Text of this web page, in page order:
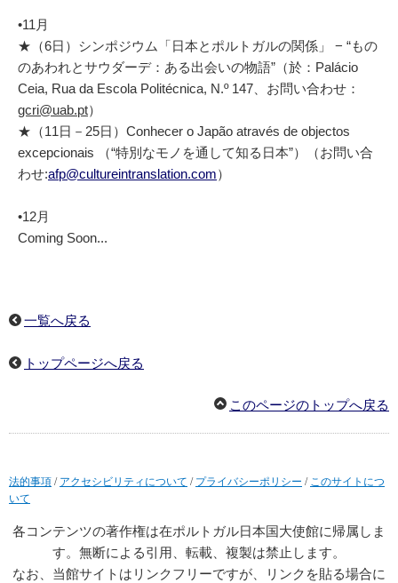
•11月
★（6日）シンポジウム「日本とポルトガルの関係」 − “もの
のあわれとサウダーデ：ある出会いの物語”（於：Palácio
Ceia, Rua da Escola Politécnica, N.º 147、お問い合わせ：
gcri@uab.pt）
★（11日－25日）Conhecer o Japão através de objectos
excepcionais （“特別なモノを通して知る日本”）（お問い合
わせ:afp@cultureintranslation.com）
•12月
Coming Soon...
一覧へ戻る
トップページへ戻る
このページのトップへ戻る
法的事項 / アクセシビリティについて / プライバシーポリシー / このサイトにつ
いて
各コンテンツの著作権は在ポルトガル日本国大使館に帰属しま
す。無断による引用、転載、複製は禁止します。
なお、当館サイトはリンクフリーですが、リンクを貼る場合に